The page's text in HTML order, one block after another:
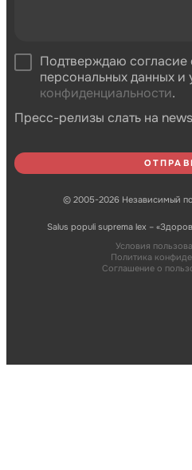
Подтверждаю согласие
персональных данных и
конфиденциальности.
Пресс-релизы слать на
© 2005-2026 Независимый
Salus populi suprema lex –
Условия
Политика
Соглашение о